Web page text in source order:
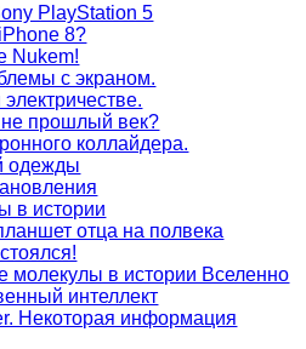
PlayStation 5
8?
Nukem!
с экраном.
прошлый век?
коллайдера.
одежды
в истории
отца на полвека
в истории Вселенно
интеллект
Некоторая информация